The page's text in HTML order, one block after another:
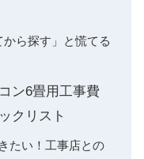
ら探す」と慌てる
ン6畳用工事費
クリスト
たい！工事店との